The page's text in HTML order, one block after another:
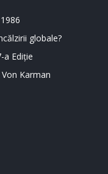
globale?
a Ediție
Karman